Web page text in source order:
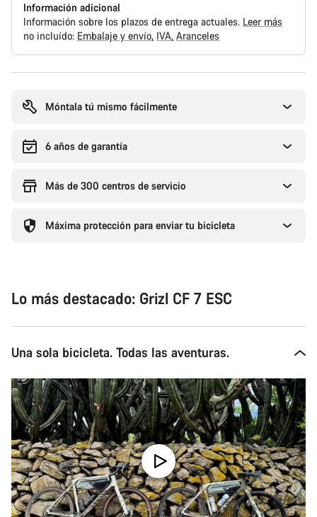
Información adicional
Información sobre los plazos de entrega actuales. Leer más
no incluído: Embalaje y envío IVA Aranceles
compra
Móntala tú mismo fácilmente
6 años de garantía
Más de 300 centros de servicio
Máxima protección para enviar tu bicicleta
Lo más destacado: Grizl CF 7 ESC
Una sola bicicleta. Todas las aventuras.